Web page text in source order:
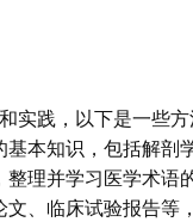
实践，以下是一些方
基本知识，包括解剖
整理并学习医学术语
文、临床试验报告等